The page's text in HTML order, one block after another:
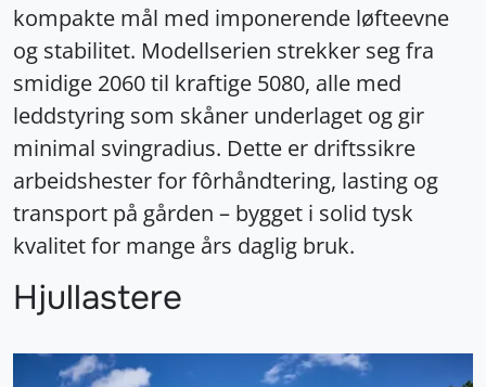
kompakte mål med imponerende løfteevne
og stabilitet. Modellserien strekker seg fra
smidige 2060 til kraftige 5080, alle med
leddstyring som skåner underlaget og gir
minimal svingradius. Dette er driftssikre
arbeidshester for fôrhåndtering, lasting og
transport på gården – bygget i solid tysk
kvalitet for mange års daglig bruk.
Hjullastere